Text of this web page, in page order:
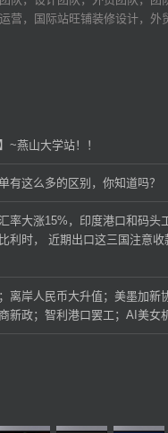
营，国际站旺铺装修设计，外
~燕山大学站！！
有这么多的区别，你知道吗？
率大涨15%，印度港口和码头
利时， 近期出口这三国注意收
离岸人民币大升值；美墨加新
新政；智利港口罢工；AI美女